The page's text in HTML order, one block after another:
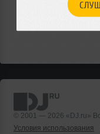
© 2001 — 2026 «DJ.ru»
Условия использования